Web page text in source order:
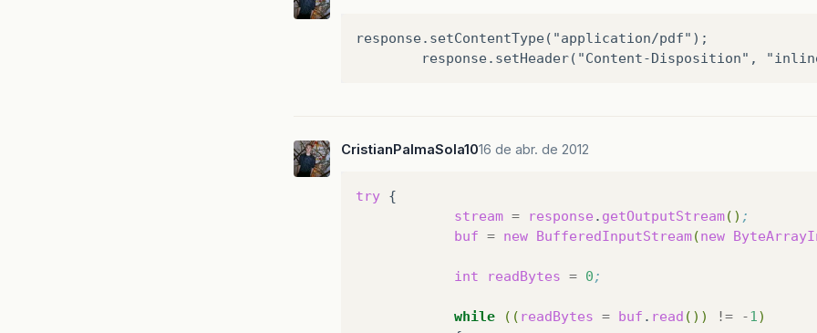
response.setContentType("application/pdf");
CristianPalmaSola1016 de abr. de 2012
try
stream = response . getOutputStream() ;
buf = new BufferedInputStream(new
int readBytes = 0;
while (( readBytes = buf . read ()) != -1 )